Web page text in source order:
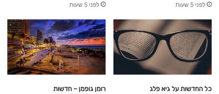
ח
ו
ב
י
נ
לפני 5 שעות לפני 5 שעות
כל החדשות על גיא פלג רומן גופמן – חדשות